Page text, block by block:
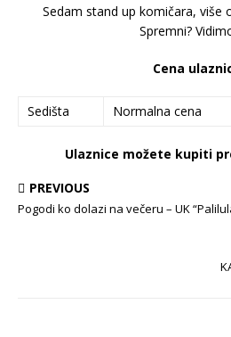
Sedam stand up komičara, više
Spremni?
Cena
Sedišta Normalna cena
Ulaznice možete kupiti
PREVIOUS
Pogodi ko dolazi na večeru – UK